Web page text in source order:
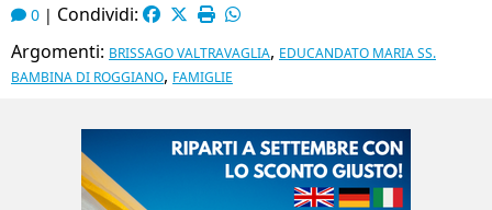
0 | Condividi:
Argomenti: BRISSAGO VALTRAVAGLIA, EDUCANDATO MARIA SS.
BAMBINA DI ROGGIANO, FAMIGLIE